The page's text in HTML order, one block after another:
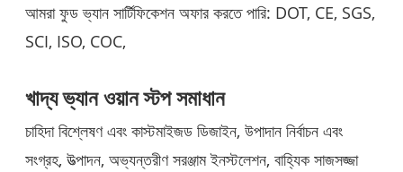
আমরা ফুড ভ্যান সার্টিফিকেশন অফার করতে পারি: DOT, CE, SGS,
SCI, ISO, COC,
খাদ্য ভ্যান ওয়ান স্টপ সমাধান
চাহিদা বিশ্লেষণ এবং কাস্টমাইজড ডিজাইন, উপাদান নির্বাচন এবং
সংগ্রহ, উত্পাদন, অভ্যন্তরীণ সরঞ্জাম ইনস্টলেশন, বাহ্যিক সাজসজ্জা